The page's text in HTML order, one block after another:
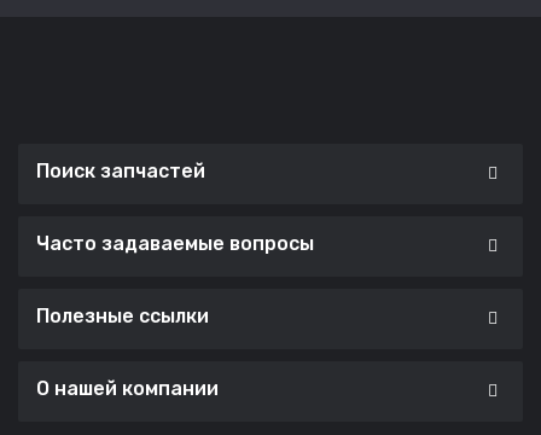
Поиск запчастей
Часто задаваемые вопросы
Полезные ссылки
О нашей компании